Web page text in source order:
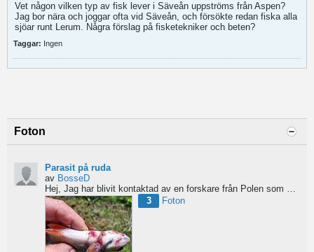
Vet någon vilken typ av fisk lever i Säveån uppströms från Aspen?
Jag bor nära och joggar ofta vid Säveån, och försökte redan fiska alla
sjöar runt Lerum. Några förslag på fisketekniker och beten?
Taggar: Ingen
Foton
Parasit på ruda
av BosseD
Hej, Jag har blivit kontaktad av en forskare från Polen som är på jakt efter material av...
3
Foton